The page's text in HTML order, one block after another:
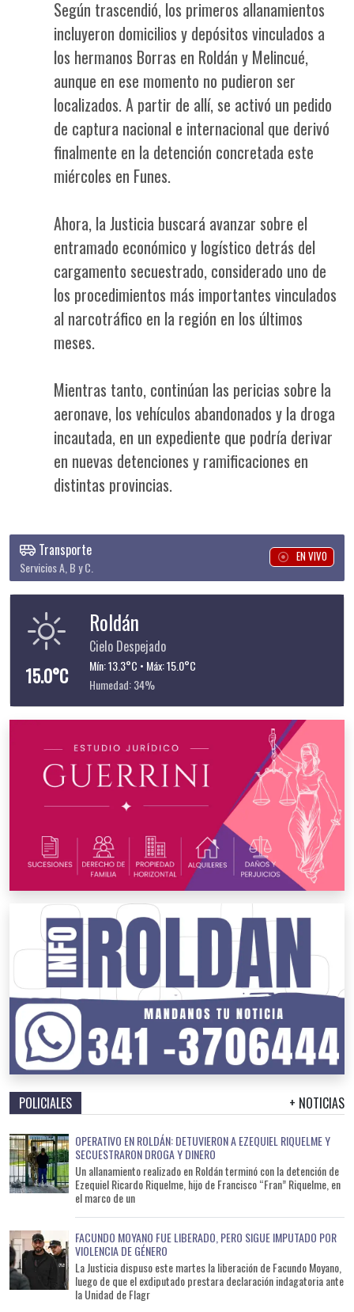
Según trascendió, los primeros allanamientos
incluyeron domicilios y depósitos vinculados a
los hermanos Borras en Roldán y Melincué,
aunque en ese momento no pudieron ser
localizados. A partir de allí, se activó un pedido
de captura nacional e internacional que derivó
finalmente en la detención concretada este
miércoles en Funes.
Ahora, la Justicia buscará avanzar sobre el
entramado económico y logístico detrás del
cargamento secuestrado, considerado uno de
los procedimientos más importantes vinculados
al narcotráfico en la región en los últimos
meses.
Mientras tanto, continúan las pericias sobre la
aeronave, los vehículos abandonados y la droga
incautada, en un expediente que podría derivar
en nuevas detenciones y ramificaciones en
distintas provincias.
Transporte
Servicios A, B y C.
EN VIVO
15.0°C
Roldán
Cielo Despejado
Mín: 13.3°C • Máx: 15.0°C
Humedad: 34%
POLICIALES + NOTICIAS
OPERATIVO EN ROLDÁN: DETUVIERON A EZEQUIEL RIQUELME Y
SECUESTRARON DROGA Y DINERO
Un allanamiento realizado en Roldán terminó con la detención de
Ezequiel Ricardo Riquelme, hijo de Francisco “Fran” Riquelme, en
el marco de un
FACUNDO MOYANO FUE LIBERADO, PERO SIGUE IMPUTADO POR
VIOLENCIA DE GÉNERO
La Justicia dispuso este martes la liberación de Facundo Moyano,
luego de que el exdiputado prestara declaración indagatoria ante
la Unidad de Flagr